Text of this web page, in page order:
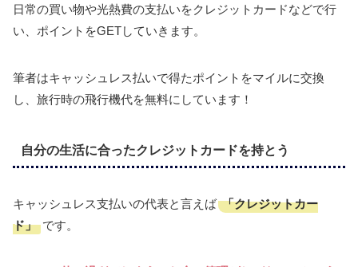
日常の買い物や光熱費の支払いをクレジットカードなどで行
い、ポイントをGETしていきます。
筆者はキャッシュレス払いで得たポイントをマイルに交換
し、旅行時の飛行機代を無料にしています！
自分の生活に合ったクレジットカードを持とう
キャッシュレス支払いの代表と言えば 「クレジットカー
ド」 です。